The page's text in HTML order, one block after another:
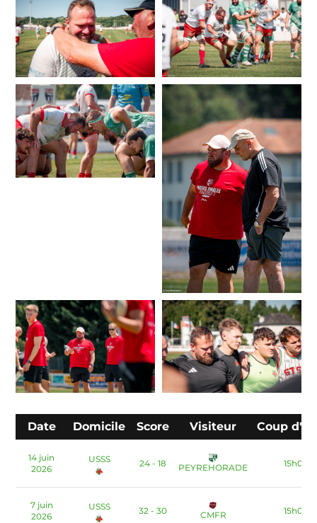
Date Domicile Score Visiteur Coup
14 juin
2026
USSS 24 - 18 PEYREHORADE 15h00
7 juin
2026
USSS 32 - 30 CMFR 15h00